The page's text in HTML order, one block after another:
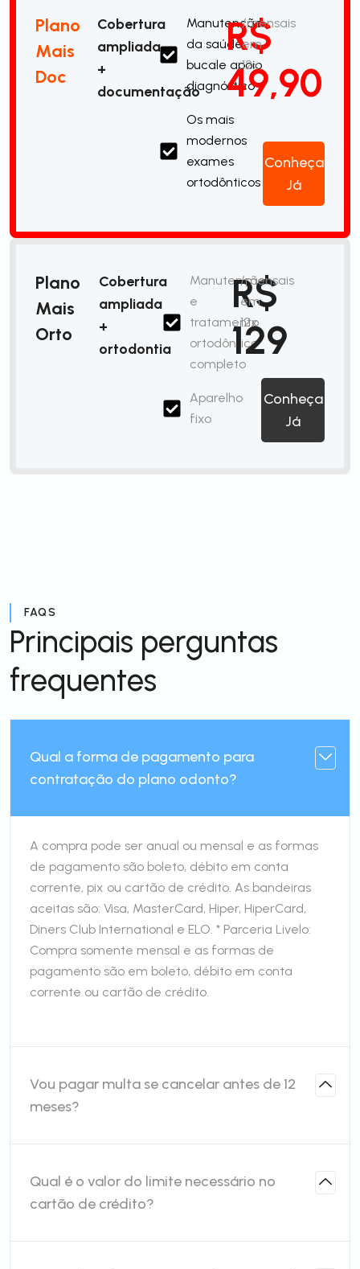
Plano
Mais
Doc
Cobertura
ampliada
+
documentação
Manutenção
da saúde
bucale apoio
diagnóstico
Os mais
modernos
exames
ortodônticos
R$
49,90
/mensais
em
12x
Conheça
Já
Plano
Mais
Orto
Cobertura
ampliada
+
ortodontia
Manutenção
e
tratamento
ortodôntico
completo
Aparelho
fixo
R$
129
/mensais
em
12x
Conheça
Já
FAQS
Principais perguntas
frequentes
Qual a forma de pagamento para
contratação do plano odonto?
A compra pode ser anual ou mensal e as formas
de pagamento são boleto, débito em conta
corrente, pix ou cartão de crédito. As bandeiras
aceitas são: Visa, MasterCard, Hiper, HiperCard,
Diners Club International e ELO. * Parceria Livelo:
Compra somente mensal e as formas de
pagamento são em boleto, débito em conta
corrente ou cartão de crédito.
Vou pagar multa se cancelar antes de 12
meses?
Qual é o valor do limite necessário no
cartão de crédito?